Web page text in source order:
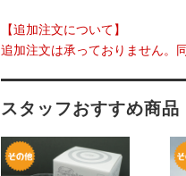
【追加注文について】
追加注文は承っておりません。
スタッフおすすめ商品